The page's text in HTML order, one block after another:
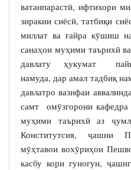
ватанпарастӣ, ифтихори
зиракии сиёсӣ, татбиқи
миллат ва ғайра кӯшиш
санаҳои муҳими таърихӣ
давлату ҳукумат
намуда, дар амал тадбиқ
давлатро вазифаи
самт омӯзгорони кафедра
муҳими таърихӣ аз
Конститутсия, ҷашни
мӯҳтавои вохӯриҳои
касбу кори гуногун,